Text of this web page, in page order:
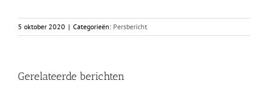
5 oktober 2020 | Categorieën: Persbericht
Gerelateerde berichten